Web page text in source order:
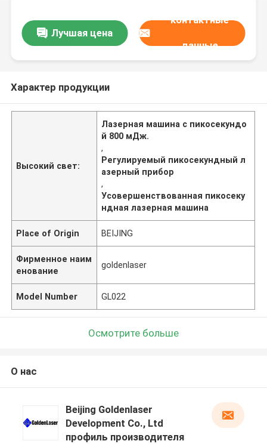
Лучшая цена
контактные
данные
Характер продукции
Высокий свет:
Лазерная машина с пикосекундо
й 800 мДж.
,
Регулируемый пикосекундный л
азерный прибор
,
Усовершенствованная пикосеку
ндная лазерная машина
Place of Origin BEIJING
Фирменное наим
енование
goldenlaser
Model Number GL022
Осмотрите больше
О нас
Beijing Goldenlaser
Development Co., Ltd
профиль производителя